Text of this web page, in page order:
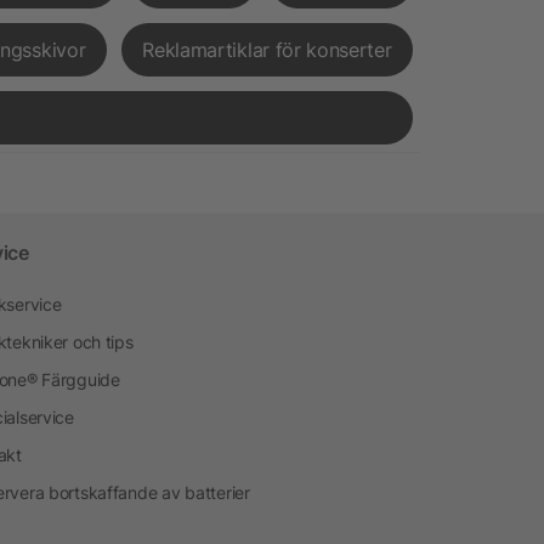
Reklamartiklar för konserter
och tips
Färgguide
bortskaffande av batterier